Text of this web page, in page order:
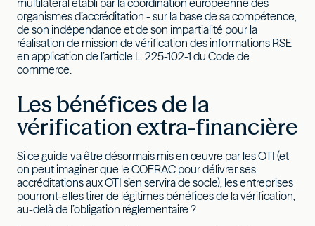
multilatéral établi par la coordination européenne des
organismes d’accréditation - sur la base de sa compétence,
de son indépendance et de son impartialité pour la
réalisation de mission de vérification des informations RSE
en application de l’article L. 225-102-1 du Code de
commerce.
Les bénéfices de la
vérification extra-financière
Si ce guide va être désormais mis en œuvre par les OTI (et
on peut imaginer que le COFRAC pour délivrer ses
accréditations aux OTI s’en servira de socle), les entreprises
pourront-elles tirer de légitimes bénéfices de la vérification,
au-delà de l’obligation réglementaire ?